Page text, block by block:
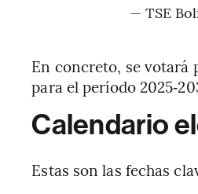
— TSE
En concreto, se votará
para el período
Calendario
Estas son las fechas